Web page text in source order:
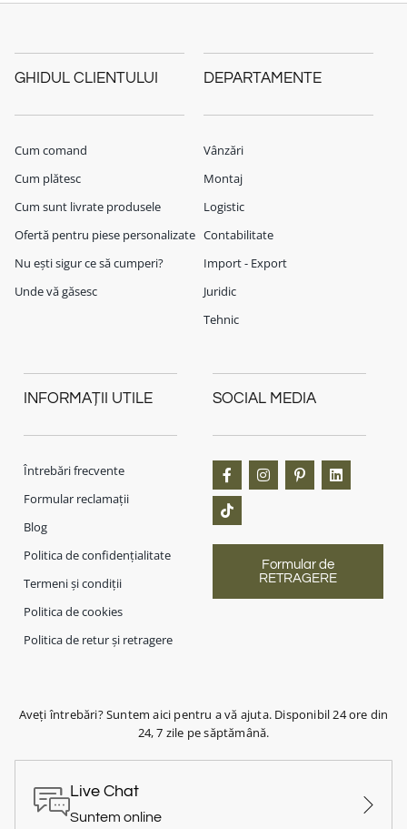
GHIDUL CLIENTULUI
Cum comand
Cum plătesc
Cum sunt livrate produsele
Ofertă pentru piese personalizate
Nu ești sigur ce să cumperi?
Unde vă găsesc
DEPARTAMENTE
Vânzări
Montaj
Logistic
Contabilitate
Import - Export
Juridic
Tehnic
INFORMAȚII UTILE
Întrebări frecvente
Formular reclamații
Blog
Politica de confidențialitate
Termeni și condiții
Politica de cookies
Politica de retur și retragere
SOCIAL MEDIA
Formular de
RETRAGERE
Aveți întrebări? Suntem aici pentru a vă ajuta. Disponibil 24 ore din
24, 7 zile pe săptămână.
Live Chat
Suntem online